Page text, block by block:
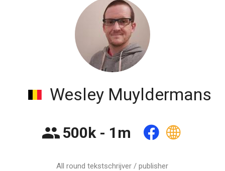
Wesley Muyldermans
500k - 1m
All round tekstschrijver / publisher